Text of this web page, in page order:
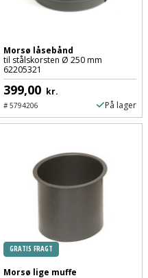
Morsø låsebånd
til stålskorsten Ø 250 mm
62205321
399,00 kr.
#5794206 På lager
GRATIS FRAGT
Morsø lige muffe